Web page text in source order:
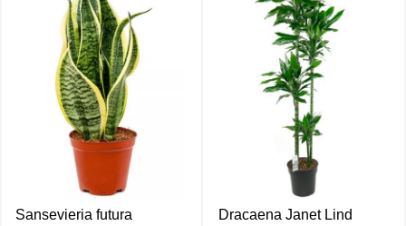
Sansevieria futura
Dracaena Janet Lind